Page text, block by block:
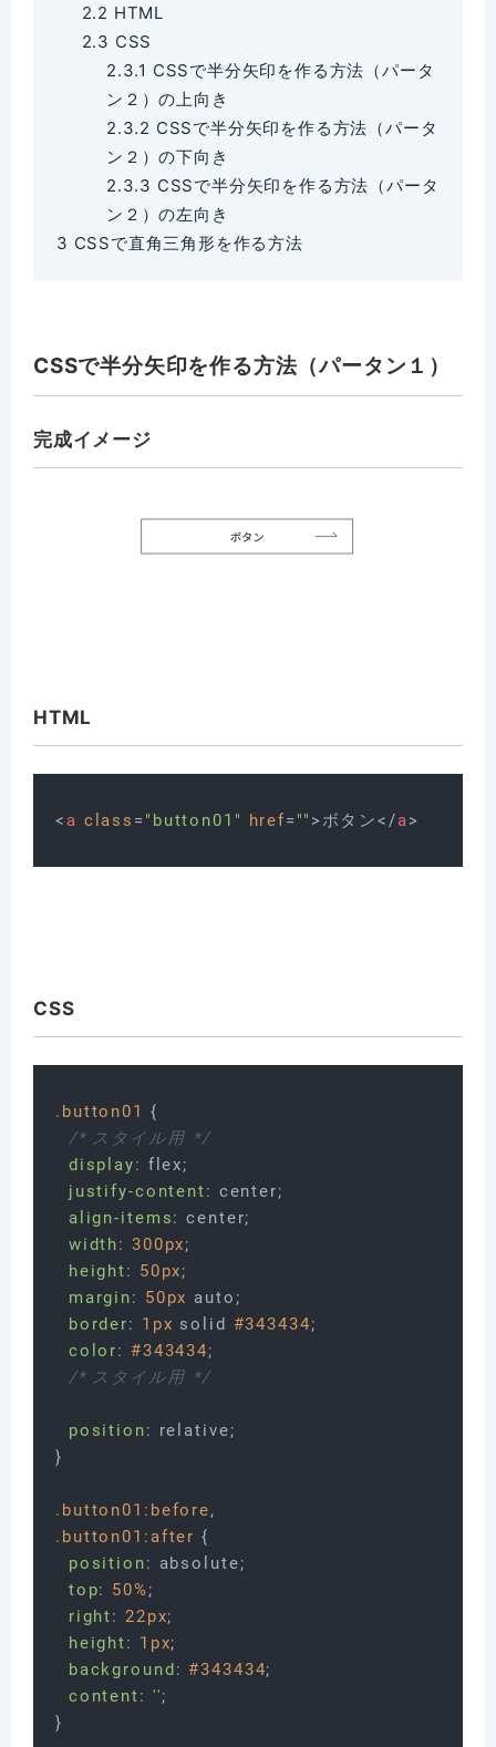
2.2 HTML
2.3 CSS
2.3.1 CSSで半分矢印を作る方法（パータ
ン２）の上向き
2.3.2 CSSで半分矢印を作る方法（パータ
ン２）の下向き
2.3.3 CSSで半分矢印を作る方法（パータ
ン２）の左向き
3 CSSで直角三角形を作る方法
CSSで半分矢印を作る方法（パータン１）
完成イメージ
HTML
<a class ="button01" href="" >ボタン</a>
CSS
.button01 {
/* スタイル用 */
display: flex;
justify-content: center;
align-items: center;
width: 300px;
height: 50px;
margin: 50px auto;
border: 1px solid #343434;
color: #343434;
/* スタイル用 */
position: relative;
}
.button01 :before
.button01 :after {
position: absolute;
top: 50%;
right: 22px;
height: 1px;
background: #343434;
content: '';
}